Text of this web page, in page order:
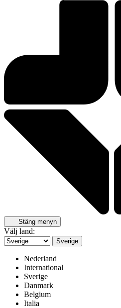
Stäng menyn
Välj land:
Sverige
Nederland
International
Sverige
Danmark
Belgium
Italia